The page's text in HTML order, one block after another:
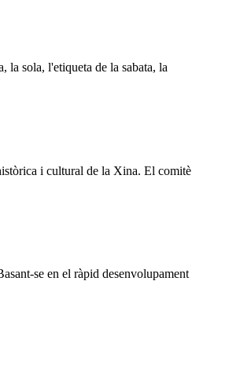
la sola, l'etiqueta de la sabata, la
i cultural de la Xina. El comitè
se en el ràpid desenvolupament